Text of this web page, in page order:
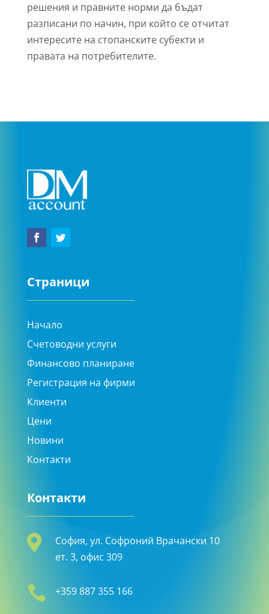
решения и правните норми да бъдат
разписани по начин, при който се отчитат
интересите на стопанските субекти и
правата на потребителите.
Страници
Начало
Счетоводни услуги
Финансово планиране
Регистрация на фирми
Клиенти
Цени
Новини
Контакти
Контакти

София, ул. Софроний Врачански 10
ет. 3, офис 309
 +359 887 355 166